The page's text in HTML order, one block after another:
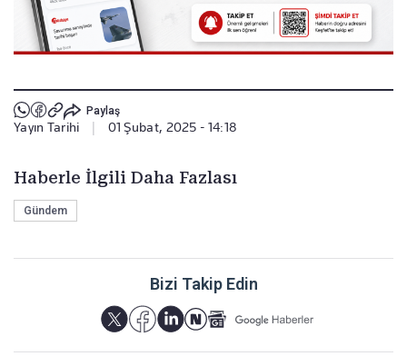
Paylaş
Yayın Tarihi 01 Şubat, 2025 - 14:18
Haberle İlgili Daha Fazlası
Gündem
Bizi Takip Edin